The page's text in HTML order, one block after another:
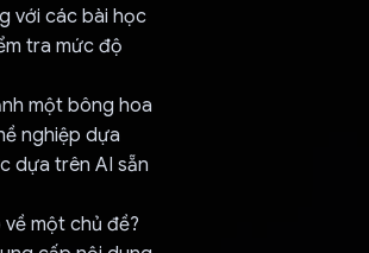
với các bài học
tra mức độ
một bông hoa
nghiệp dựa
dựa trên AI sẵn
một chủ đề?